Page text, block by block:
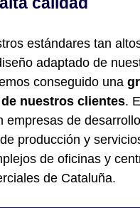
estándares tan
adaptado de
conseguido una
nuestros clientes.
empresas de
producción y
de oficinas y
de Cataluña.